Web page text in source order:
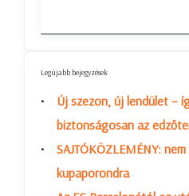
Legújabb bejegyzések
Új szezon, új lendület –
biztonságosan az
SAJTÓKÖZLEMÉNY:
kupaporondra